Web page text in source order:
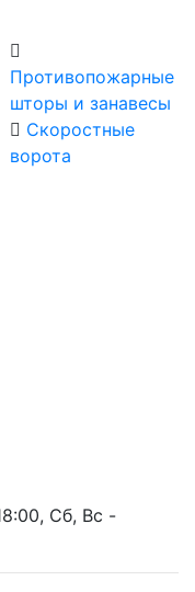
Противопожарные
шторы и занавесы
Скоростные
ворота
Сб, Вс -